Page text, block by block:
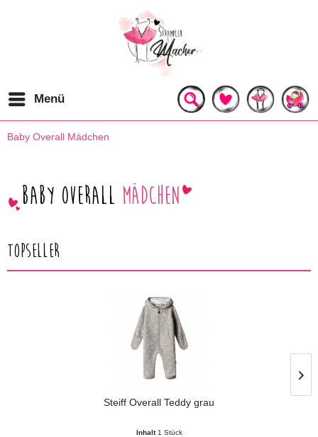
Menü
Baby Overall Mädchen
Baby Overall Mädchen
Topseller
Steiff Overall Teddy grau
Inhalt 1 Stück